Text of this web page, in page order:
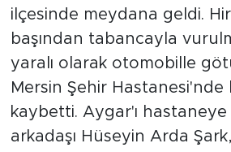
ilçesinde meydana geldi.
başından tabancayla
yaralı olarak otomobille
Mersin Şehir Hastanesi'nde
kaybetti. Aygar'ı
arkadaşı Hüseyin Arda